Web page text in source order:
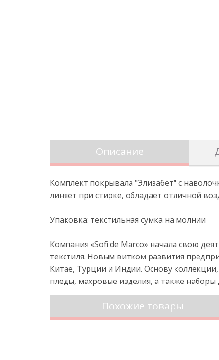
Описание
Комплект покрывала "Элизабет" с
линяет при стирке, обладает отличной
Упаковка: текстильная сумка на молнии
Компания «Sofi de Marco» начала свою
текстиля. Новым витком развития
Китае, Турции и Индии. Основу
пледы, махровые изделия, а также
Похожие товары